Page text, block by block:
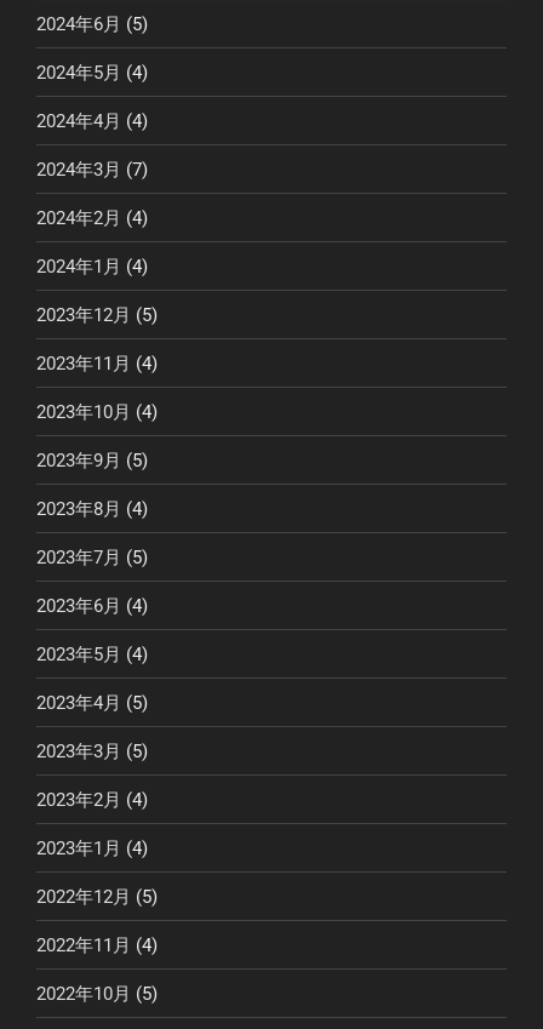
2024年6月 (5)
2024年5月 (4)
2024年4月 (4)
2024年3月 (7)
2024年2月 (4)
2024年1月 (4)
2023年12月 (5)
2023年11月 (4)
2023年10月 (4)
2023年9月 (5)
2023年8月 (4)
2023年7月 (5)
2023年6月 (4)
2023年5月 (4)
2023年4月 (5)
2023年3月 (5)
2023年2月 (4)
2023年1月 (4)
2022年12月 (5)
2022年11月 (4)
2022年10月 (5)